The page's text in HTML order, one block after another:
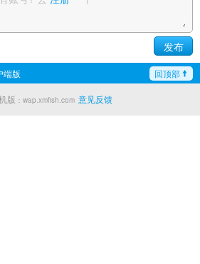
端版 回顶部
版 ：wap.xmfish.com 意见反馈